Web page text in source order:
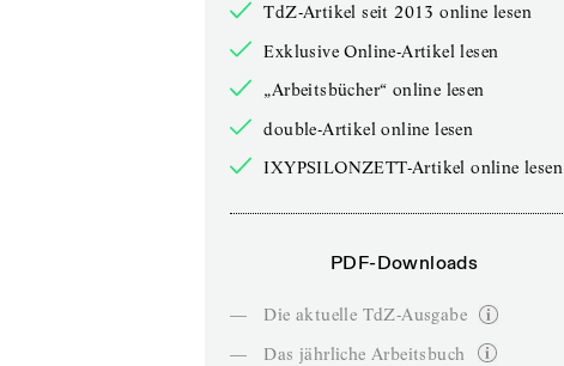
TdZ-Artikel seit 2013 online lesen
Exklusive Online-Artikel lesen
„Arbeitsbücher“ online lesen
double-Artikel online lesen
IXYPSILONZETT-Artikel online lesen
PDF-Downloads
—
Die aktuelle TdZ-Ausgabe
—
Das jährliche Arbeitsbuch